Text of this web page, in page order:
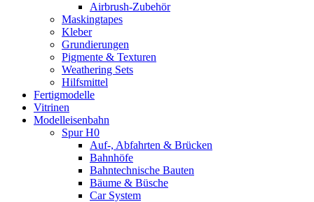
Airbrush-Zubehör
Maskingtapes
Kleber
Grundierungen
Pigmente & Texturen
Weathering Sets
Hilfsmittel
Fertigmodelle
Vitrinen
Modelleisenbahn
Spur H0
Auf-, Abfahrten & Brücken
Bahnhöfe
Bahntechnische Bauten
Bäume & Büsche
Car System